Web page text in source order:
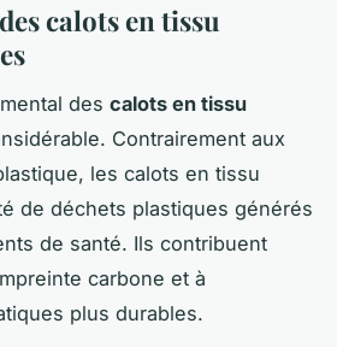
calots en tissu
des calots en tissu
Contrairement aux
les calots en tissu
de déchets plastiques générés
de santé. Ils contribuent
carbone et à
plus durables.